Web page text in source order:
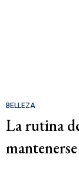
BELLEZA
La rutina